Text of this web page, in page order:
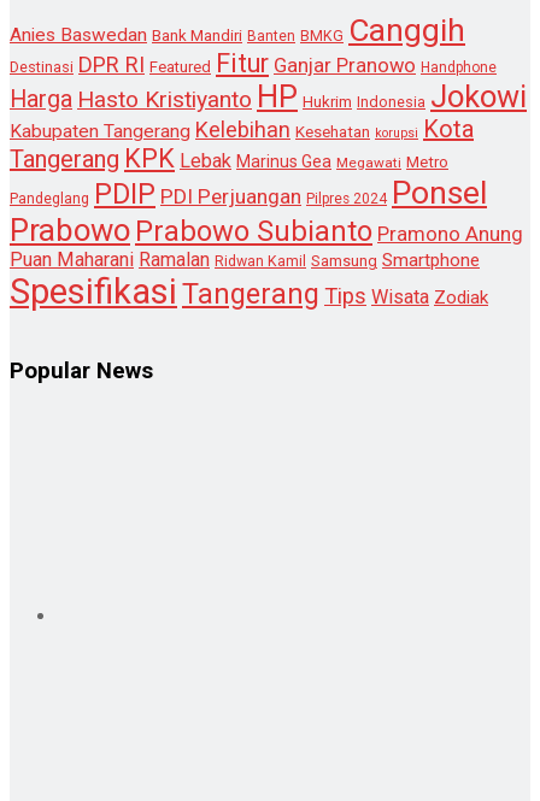
Anies Baswedan Bank Mandiri Banten BMKG Canggih
Destinasi DPR RI Featured Fitur Ganjar Pranowo Handphone
Harga Hasto Kristiyanto HP Hukrim Indonesia Jokowi
Kabupaten Tangerang Kelebihan Kesehatan korupsi
Kota
Tangerang KPK Lebak Marinus Gea Megawati Metro
Pandeglang PDIP PDI Perjuangan Pilpres 2024 Ponsel
Prabowo Prabowo Subianto Pramono Anung
Puan Maharani Ramalan Ridwan Kamil Samsung Smartphone
Spesifikasi Tangerang Tips Wisata Zodiak
Popular News